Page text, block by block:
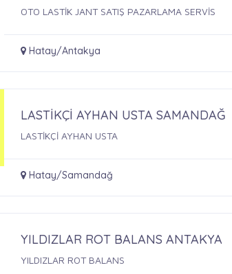
OTO LASTİK JANT SATIŞ PAZARLAMA SERVİS
Hatay/Antakya
LASTİKÇİ AYHAN USTA SAMANDAĞ
LASTİKÇİ AYHAN USTA
Hatay/Samandağ
YILDIZLAR ROT BALANS ANTAKYA
YILDIZLAR ROT BALANS